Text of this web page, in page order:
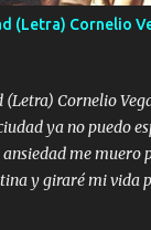
dedicarte unas
todo y puedo
siento muy feliz y
(Letra) Cornelio
Cornelio
ya no puedo
me muero
y giraré mi vida